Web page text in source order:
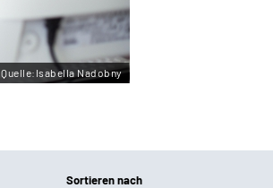
Quelle:Isabella Nadobny
Sortieren nach